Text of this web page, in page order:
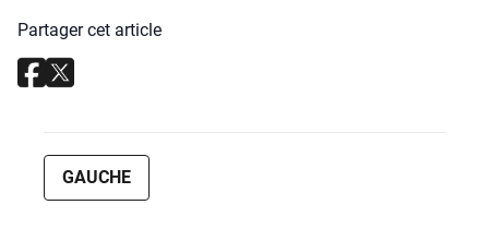
Partager cet article
GAUCHE